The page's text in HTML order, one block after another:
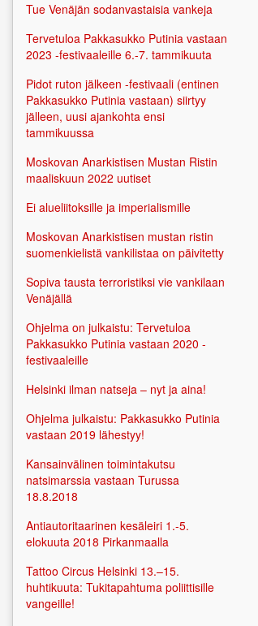
Tue Venäjän sodanvastaisia vankeja
Tervetuloa Pakkasukko Putinia vastaan
2023 -festivaaleille 6.-7. tammikuuta
Pidot ruton jälkeen -festivaali (entinen
Pakkasukko Putinia vastaan) siirtyy
jälleen, uusi ajankohta ensi
tammikuussa
Moskovan Anarkistisen Mustan Ristin
maaliskuun 2022 uutiset
Ei alueliitoksille ja imperialismille
Moskovan Anarkistisen mustan ristin
suomenkielistä vankilistaa on päivitetty
Sopiva tausta terroristiksi vie vankilaan
Venäjällä
Ohjelma on julkaistu: Tervetuloa
Pakkasukko Putinia vastaan 2020 -
festivaaleille
Helsinki ilman natseja – nyt ja aina!
Ohjelma julkaistu: Pakkasukko Putinia
vastaan 2019 lähestyy!
Kansainvälinen toimintakutsu
natsimarssia vastaan Turussa
18.8.2018
Antiautoritaarinen kesäleiri 1.-5.
elokuuta 2018 Pirkanmaalla
Tattoo Circus Helsinki 13.–15.
huhtikuuta: Tukitapahtuma poliittisille
vangeille!